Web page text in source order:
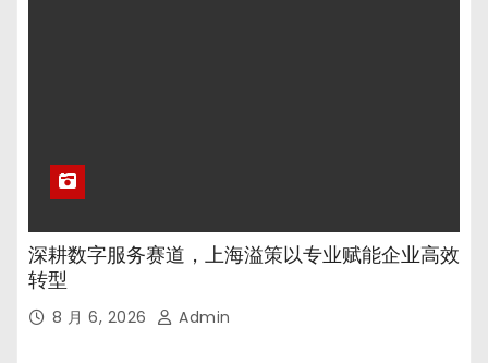
深耕数字服务赛道，上海溢策以专业赋能企业高效
转型
8 月 6, 2026 Admin